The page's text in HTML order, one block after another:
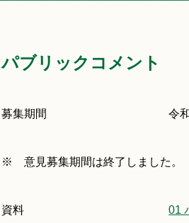
パブリックコメント
募集期間 令
※ 意見募集期間は終了しました。
資料 01